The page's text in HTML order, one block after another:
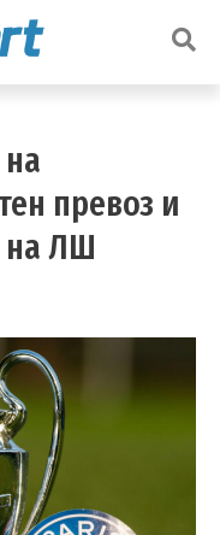
превоз и
на ЛШ